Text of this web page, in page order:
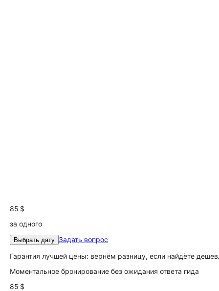
85 $
за одного
Выбрать дату Задать вопрос
Гарантия лучшей цены: вернём разницу, если найдёте
Моментальное бронирование без ожидания ответа гида
85 $